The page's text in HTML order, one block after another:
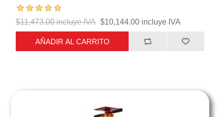
$11,473.00 incluye IVA $10,144.00 incluye IVA
AÑADIR AL CARRITO